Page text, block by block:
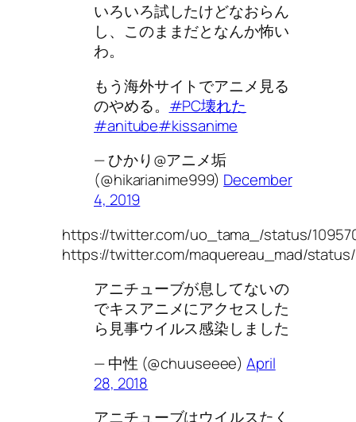
いろいろ試したけどなおらん
し、このままだとなんか怖い
わ。
もう海外サイトでアニメ見る
のやめる。 #PC壊れた
#anitube#kissanime
— ひかり@アニメ垢
(@hikarianime999) December
4, 2019
https://twitter.com/uo_tama_/status/
https://twitter.com/maquereau_mad/
アニチューブが息してないの
でキスアニメにアクセスした
ら見事ウイルス感染しました
— 中性 (@chuuseeee)April
28, 2018
アニチューブはウイルスたく